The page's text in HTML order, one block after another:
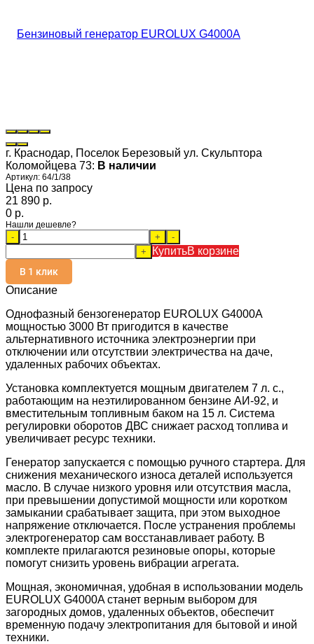
г. Краснодар, Поселок Березовый ул. Скульптора
Коломойцева 73: В наличии
Артикул: 64/1/38
Цена по запросу
21 890 p.
0 p.
Нашли дешевле?
- +
-
+
КупитьВ корзине
В 1 клик
Описание
Однофазный бензогенератор EUROLUX G4000A
мощностью 3000 Вт пригодится в качестве
альтернативного источника электроэнергии при
отключении или отсутствии электричества на даче,
удаленных рабочих объектах.
Установка комплектуется мощным двигателем 7 л. с.,
работающим на неэтилированном бензине АИ-92, и
вместительным топливным баком на 15 л. Система
регулировки оборотов ДВС снижает расход топлива и
увеличивает ресурс техники.
Генератор запускается с помощью ручного стартера. Для
снижения механического износа деталей используется
масло. В случае низкого уровня или отсутствия масла,
при превышении допустимой мощности или коротком
замыкании срабатывает защита, при этом выходное
напряжение отключается. После устранения проблемы
электрогенератор сам восстанавливает работу. В
комплекте прилагаются резиновые опоры, которые
помогут снизить уровень вибрации агрегата.
Мощная, экономичная, удобная в использовании модель
EUROLUX G4000A станет верным выбором для
загородных домов, удаленных объектов, обеспечит
временную подачу электропитания для бытовой и иной
техники.